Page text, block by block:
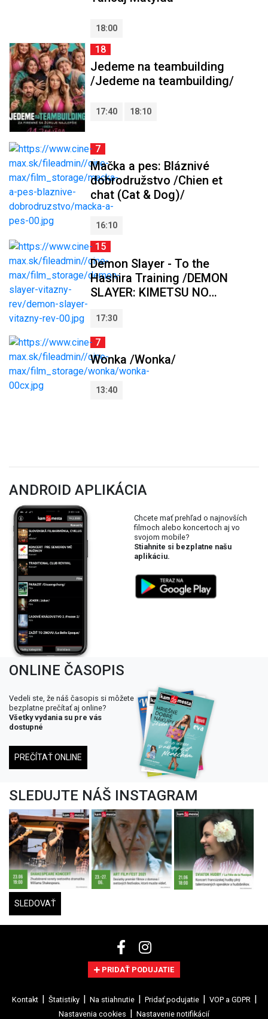
18:00
18
Jedeme na teambuilding
/Jedeme na teambuilding/
17:40 18:10
7
Mačka a pes: Bláznivé
dobrodružstvo /Chien et
chat (Cat & Dog)/
16:10
15
Demon Slayer - To the
Hashira Training /DEMON
SLAYER: KIMETSU NO
TRAINING/
17:30
7
Wonka /Wonka/
13:40
ANDROID APLIKÁCIA
Chcete mať prehľad o najnovších
filmoch alebo koncertoch aj vo
svojom mobile?
Stiahnite si bezplatne našu
aplikáciu.
ONLINE ČASOPIS
Vedeli ste, že náš časopis si môžete
bezplatne prečítať aj online?
Všetky vydania su pre vás
dostupné
PREČÍTAŤ ONLINE
SLEDUJTE NÁŠ INSTAGRAM
SLEDOVAŤ
PRIDAŤ PODUJATIE
Kontakt Štatistiky Na stiahnutie Pridať podujatie
VOP a GDPR
Nastavenia cookies
Nastavenie notifikácií